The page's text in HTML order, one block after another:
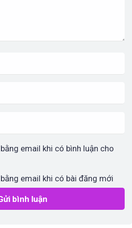
email khi có bình luận cho
email khi có bài đăng mới